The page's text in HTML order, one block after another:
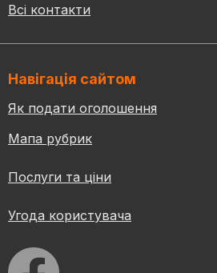
Всі контакти
Навігація сайтом
Як подати оголошення
Мапа рубрик
Послуги та ціни
Угода користувача